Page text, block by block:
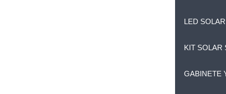
LED
KIT SOLAR
GABINETE